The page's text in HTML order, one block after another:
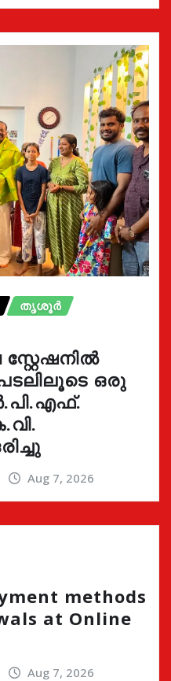
തൃശൂർ
ഒരു
Aug 7, 2026
methods
at Online
Aug 7, 2026